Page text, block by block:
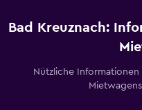
Bad Kreuznach:
Nützliche